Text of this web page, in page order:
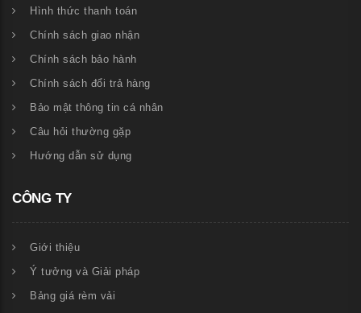
Hình thức thanh toán
Chính sách giao nhận
Chính sách bảo hành
Chính sách đổi trả hàng
Bảo mật thông tin cá nhân
Câu hỏi thường gặp
Hướng dẫn sử dụng
CÔNG TY
Giới thiệu
Ý tưởng và Giải pháp
Bảng giá rèm vải